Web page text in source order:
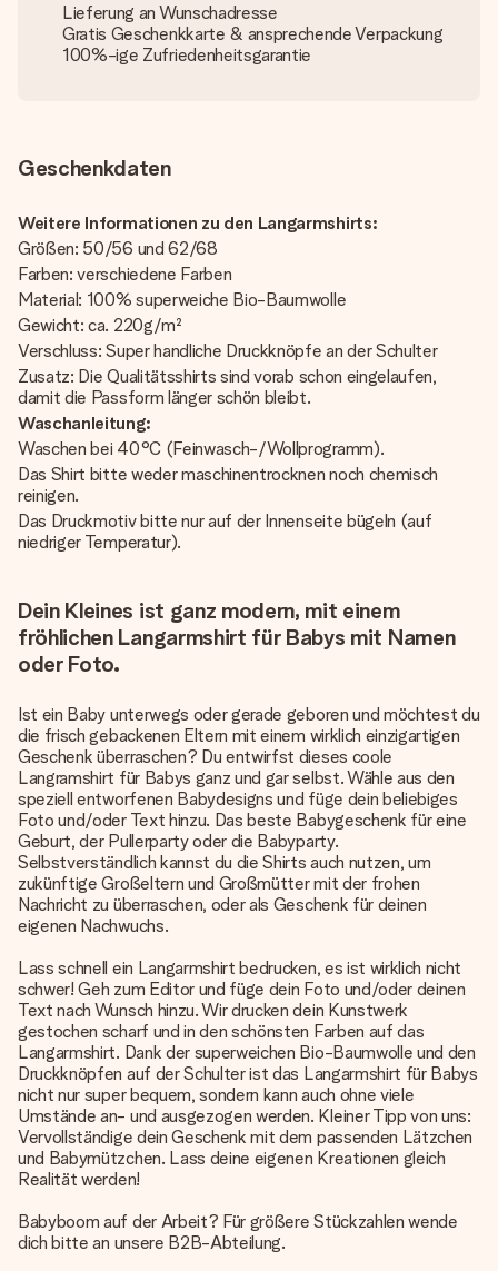
Lieferung an Wunschadresse
Gratis Geschenkkarte & ansprechende Verpackung
100%-ige Zufriedenheitsgarantie
Geschenkdaten
Weitere Informationen zu den Langarmshirts:
Größen: 50/56 und 62/68
Farben: verschiedene Farben
Material: 100% superweiche Bio-Baumwolle
Gewicht: ca. 220g/m²
Verschluss: Super handliche Druckknöpfe an der Schulter
Zusatz: Die Qualitätsshirts sind vorab schon eingelaufen,
damit die Passform länger schön bleibt.
Waschanleitung:
Waschen bei 40°C (Feinwasch-/Wollprogramm).
Das Shirt bitte weder maschinentrocknen noch chemisch
reinigen.
Das Druckmotiv bitte nur auf der Innenseite bügeln (auf
niedriger Temperatur).
Dein Kleines ist ganz modern, mit einem
fröhlichen Langarmshirt für Babys mit Namen
oder Foto.
Ist ein Baby unterwegs oder gerade geboren und möchtest du
die frisch gebackenen Eltern mit einem wirklich einzigartigen
Geschenk überraschen? Du entwirfst dieses coole
Langramshirt für Babys ganz und gar selbst. Wähle aus den
speziell entworfenen Babydesigns und füge dein beliebiges
Foto und/oder Text hinzu. Das beste Babygeschenk für eine
Geburt, der Pullerparty oder die Babyparty.
Selbstverständlich kannst du die Shirts auch nutzen, um
zukünftige Großeltern und Großmütter mit der frohen
Nachricht zu überraschen, oder als Geschenk für deinen
eigenen Nachwuchs.
Lass schnell ein Langarmshirt bedrucken, es ist wirklich nicht
schwer! Geh zum Editor und füge dein Foto und/oder deinen
Text nach Wunsch hinzu. Wir drucken dein Kunstwerk
gestochen scharf und in den schönsten Farben auf das
Langarmshirt. Dank der superweichen Bio-Baumwolle und den
Druckknöpfen auf der Schulter ist das Langarmshirt für Babys
nicht nur super bequem, sondern kann auch ohne viele
Umstände an- und ausgezogen werden. Kleiner Tipp von uns:
Vervollständige dein Geschenk mit dem passenden Lätzchen
und Babymützchen. Lass deine eigenen Kreationen gleich
Realität werden!
Babyboom auf der Arbeit? Für größere Stückzahlen wende
dich bitte an unsere B2B-Abteilung.